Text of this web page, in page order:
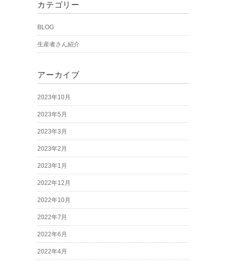
カテゴリー
BLOG
生産者さん紹介
アーカイブ
2023年10月
2023年5月
2023年3月
2023年2月
2023年1月
2022年12月
2022年10月
2022年7月
2022年6月
2022年4月